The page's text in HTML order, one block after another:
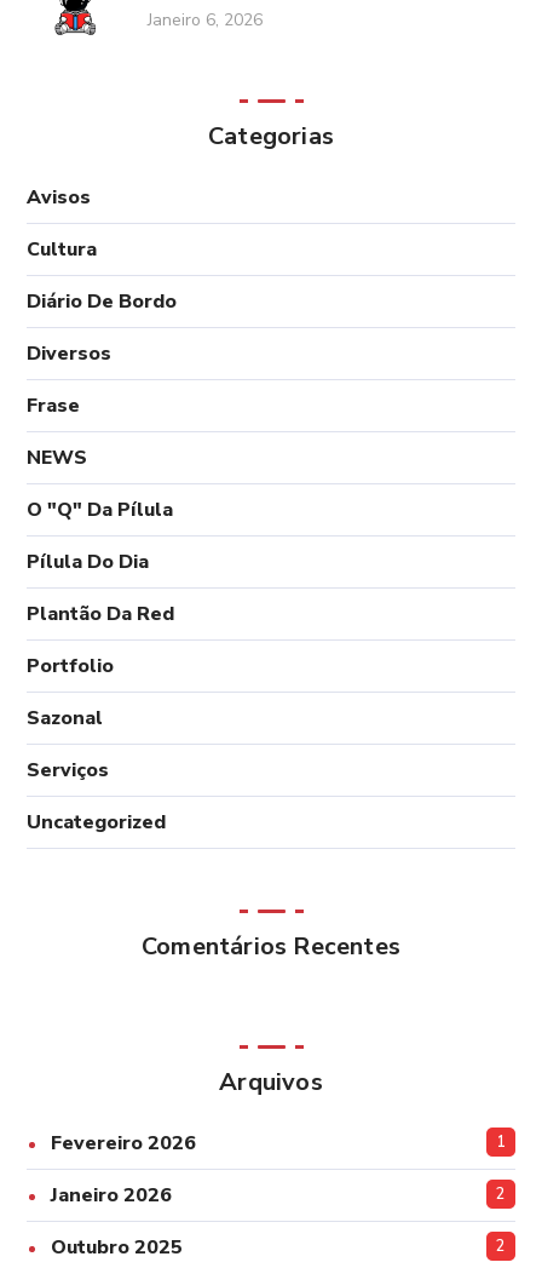
Janeiro 6, 2026
Categorias
Avisos
Cultura
Diário De Bordo
Diversos
Frase
NEWS
O "Q" Da Pílula
Pílula Do Dia
Plantão Da Red
Portfolio
Sazonal
Serviços
Uncategorized
Comentários Recentes
Arquivos
Fevereiro 2026 1
Janeiro 2026 2
Outubro 2025 2